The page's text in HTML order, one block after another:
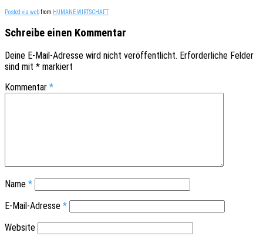
Posted via webfrom HUMANE-WIRTSCHAFT
Schreibe einen Kommentar
Deine E-Mail-Adresse wird nicht veröffentlicht. Erforderliche Felder
sind mit * markiert
Kommentar *
Name *
E-Mail-Adresse *
Website